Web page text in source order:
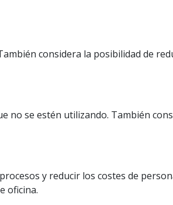
considera la posibilidad de
no se estén utilizando. También
y reducir los costes de
oficina.